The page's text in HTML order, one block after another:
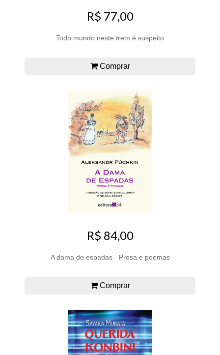
R$ 77,00
Todo mundo neste trem é suspeito
Comprar
R$ 84,00
A dama de espadas - Prosa e poemas
Comprar